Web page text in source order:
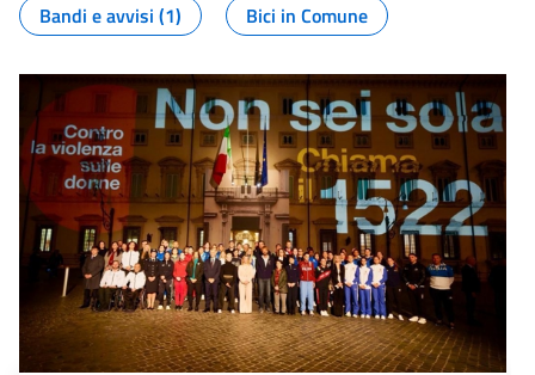
Bandi e avvisi (1)
Bici in Comune